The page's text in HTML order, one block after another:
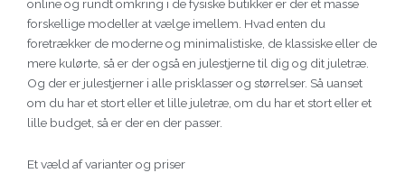
online og rundt omkring i de fysiske butikker er der et masse
forskellige modeller at vælge imellem. Hvad enten du
foretrækker de moderne og minimalistiske, de klassiske eller de
mere kulørte, så er der også en julestjerne til dig og dit juletræ.
Og der er julestjerner i alle prisklasser og størrelser. Så uanset
om du har et stort eller et lille juletræ, om du har et stort eller et
lille budget, så er der en der passer.
Et væld af varianter og priser